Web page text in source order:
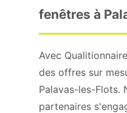
fenêtres à
Avec
des offres sur
Palavas-les-Flots.
partenaires